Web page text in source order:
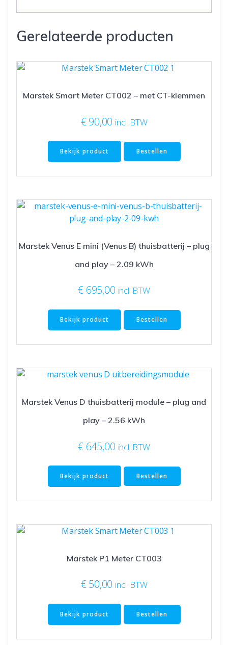
Gerelateerde producten
Marstek Smart Meter CT002 – met CT-klemmen
€ 90,00 incl. BTW
Bekijk product Bestellen
Marstek Venus E mini (Venus B) thuisbatterij – plug
and play – 2.09 kWh
€ 695,00 incl. BTW
Bekijk product Bestellen
Marstek Venus D thuisbatterij module – plug and
play – 2.56 kWh
€ 645,00 incl. BTW
Bekijk product Bestellen
Marstek P1 Meter CT003
€ 50,00 incl. BTW
Bekijk product Bestellen